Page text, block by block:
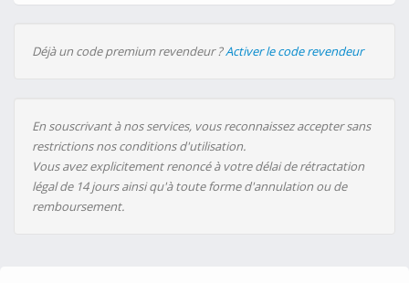
Déjà un code premium revendeur ?Activer le code revendeur
En souscrivant à nos services, vous reconnaissez accepter sans
restrictions nos conditions d'utilisation.
Vous avez explicitement renoncé à votre délai de rétractation
légal de 14 jours ainsi qu'à toute forme d'annulation ou de
remboursement.